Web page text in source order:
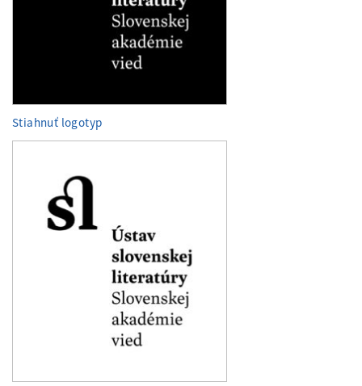
Stiahnuť logotyp